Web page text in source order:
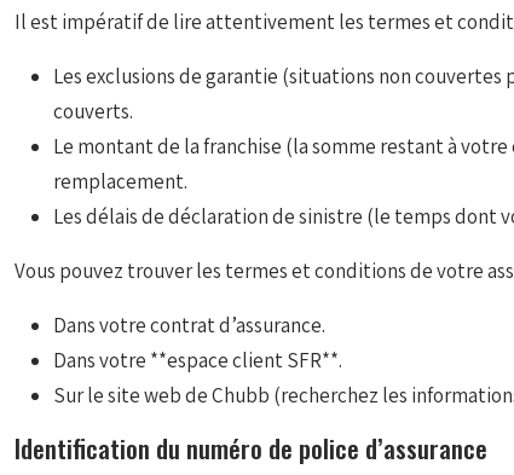
Il est impératif de lire attentivement les termes et
Les exclusions de garantie (situations non
couverts.
Le montant de la franchise (la somme restant à
remplacement.
Les délais de déclaration de sinistre (le temps dont
Vous pouvez trouver les termes et conditions de votre
Dans votre contrat d’assurance.
Dans votre **espace client SFR**.
Sur le site web de Chubb (recherchez les
Identification du numéro de police d’assurance